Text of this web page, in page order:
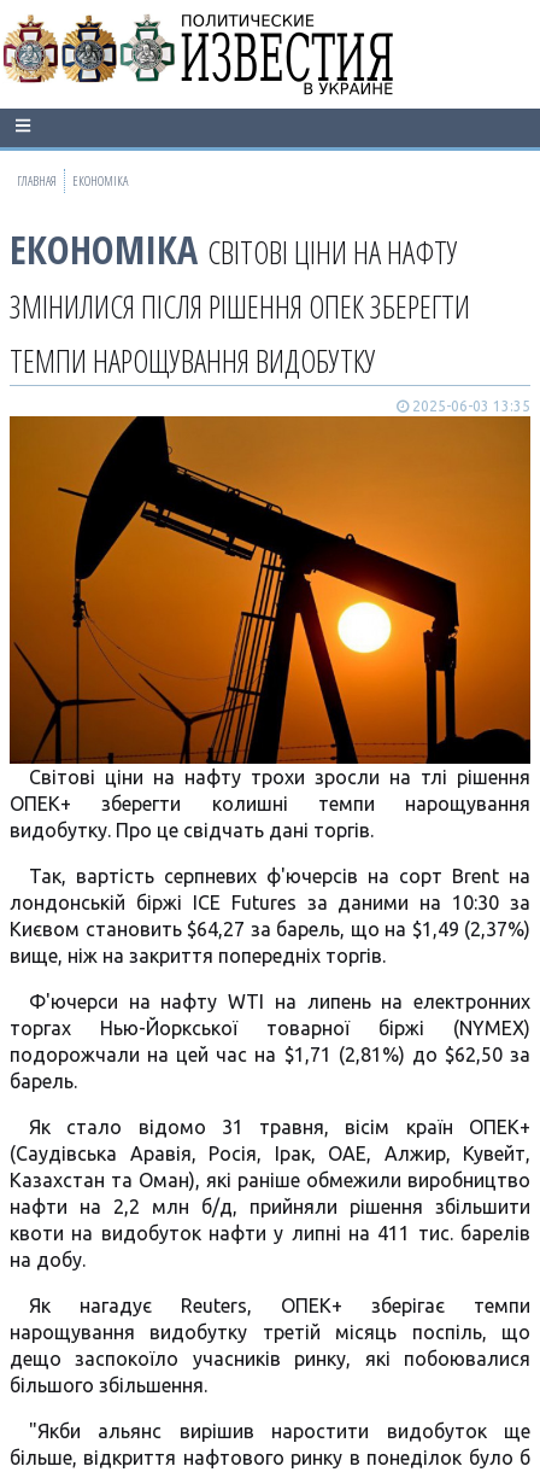
ГЛАВНАЯ ЕКОНОМІКА
ЕКОНОМІКА СВІТОВІ ЦІНИ НА НАФТУ
ЗМІНИЛИСЯ ПІСЛЯ РІШЕННЯ ОПЕК ЗБЕРЕГТИ
ТЕМПИ НАРОЩУВАННЯ ВИДОБУТКУ
2025-06-03 13:35
Світові ціни на нафту трохи зросли на тлі рішення
ОПЕК+ зберегти колишні темпи нарощування
видобутку. Про це свідчать дані торгів.
Так, вартість серпневих ф'ючерсів на сорт Brent на
лондонській біржі ICE Futures за даними на 10:30 за
Києвом становить $64,27 за барель, що на $1,49 (2,37%)
вище, ніж на закриття попередніх торгів.
Ф'ючерси на нафту WTI на липень на електронних
торгах Нью-Йоркської товарної біржі (NYMEX)
подорожчали на цей час на $1,71 (2,81%) до $62,50 за
барель.
Як стало відомо 31 травня, вісім країн ОПЕК+
(Саудівська Аравія, Росія, Ірак, ОАЕ, Алжир, Кувейт,
Казахстан та Оман), які раніше обмежили виробництво
нафти на 2,2 млн б/д, прийняли рішення збільшити
квоти на видобуток нафти у липні на 411 тис. барелів
на добу.
Як нагадує Reuters, ОПЕК+ зберігає темпи
нарощування видобутку третій місяць поспіль, що
дещо заспокоїло учасників ринку, які побоювалися
більшого збільшення.
"Якби альянс вирішив наростити видобуток ще
більше, відкриття нафтового ринку в понеділок було б